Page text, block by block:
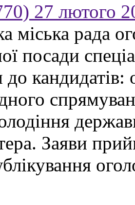
27 лютого
міська рада
посади
кандидатів:
Заяви